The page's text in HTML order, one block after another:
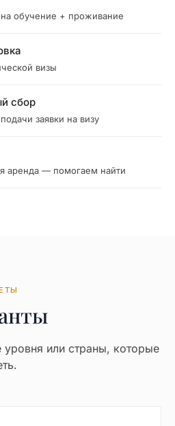
обучение + проживание
визы
сбор
заявки на визу
аренда — помогаем найти
уровня или страны, которые